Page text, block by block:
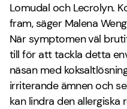
Lomudal och Lecrolyn.
fram, säger Malena
När symptomen väl
till för att tackla detta
näsan med
irriterande ämnen och
kan lindra den allergiska